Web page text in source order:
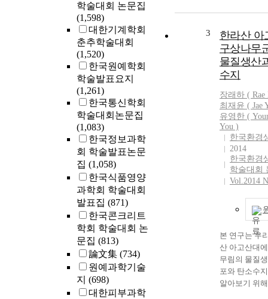
학술대회 논문집
(1,598)
대한기계학회
춘추학술대회
(1,520)
한국원예학회
학술발표요지
(1,261)
한국통신학회
학술대회논문집
(1,083)
한국정보과학
회 학술발표논문
집 (1,058)
한국식품영양
과학회 학술대회
발표집 (871)
한국콘크리트
학회 학술대회 논
문집 (813)
論文集 (734)
원예과학기술
지 (698)
대한피부과학
appeared as
at 1st cut in 3
tons and 4.1
at 2nd cut in 4
cuttings,
estimated
matter
11.7∼12.3
ranges of
level of
ha^(-1) yr^(-
cuttings,
ha-1 at ranges
176.7∼196.6
yr^(-1) in 4
11.2∼11.6
ranges of
ha^(-1) yr^(-1)
cuttings,
Maximun dry
yields(Ymax.)
tons at the
for use in
delivery
Semi-
with amino
end of each
was
hydrochloride
the chain
and was then
the carboxyl
using
chemistry.
the thermo-
analysis
phase
PNIPAAm-
solution
around
the graft yield
3
한라산 아
구상나무
물질생산
수지
장래하 ( Rae
최재윤 ( Jae
유영한 (
You )
한국환경
2014
한국환경
학술대회
Vol.2014
본 연구는 우
산 아고산대
무림의 물질
포와 탄소수
알아보기 위